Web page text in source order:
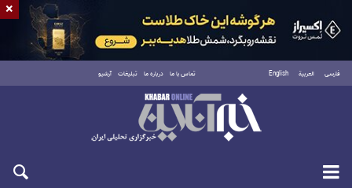
فارسی العربية English تماس با ما درباره ما تبلیغات آرشیو
پنجشنبه ۱۵ مرداد ۱۴۰۵
×